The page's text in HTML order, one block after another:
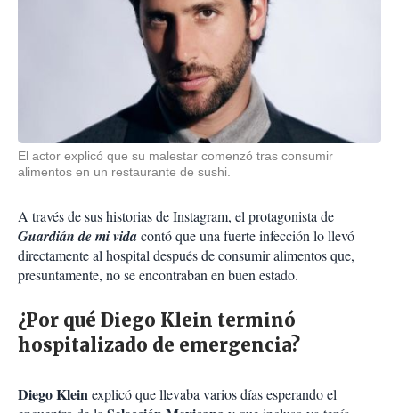
El actor explicó que su malestar comenzó tras consumir
alimentos en un restaurante de sushi.
A través de sus historias de Instagram, el protagonista de
Guardián de mi vidacontó que una fuerte infección lo llevó
directamente al hospital después de consumir alimentos que,
presuntamente, no se encontraban en buen estado.
¿Por qué Diego Klein terminó
hospitalizado de emergencia?
Diego Kleinexplicó que llevaba varios días esperando el